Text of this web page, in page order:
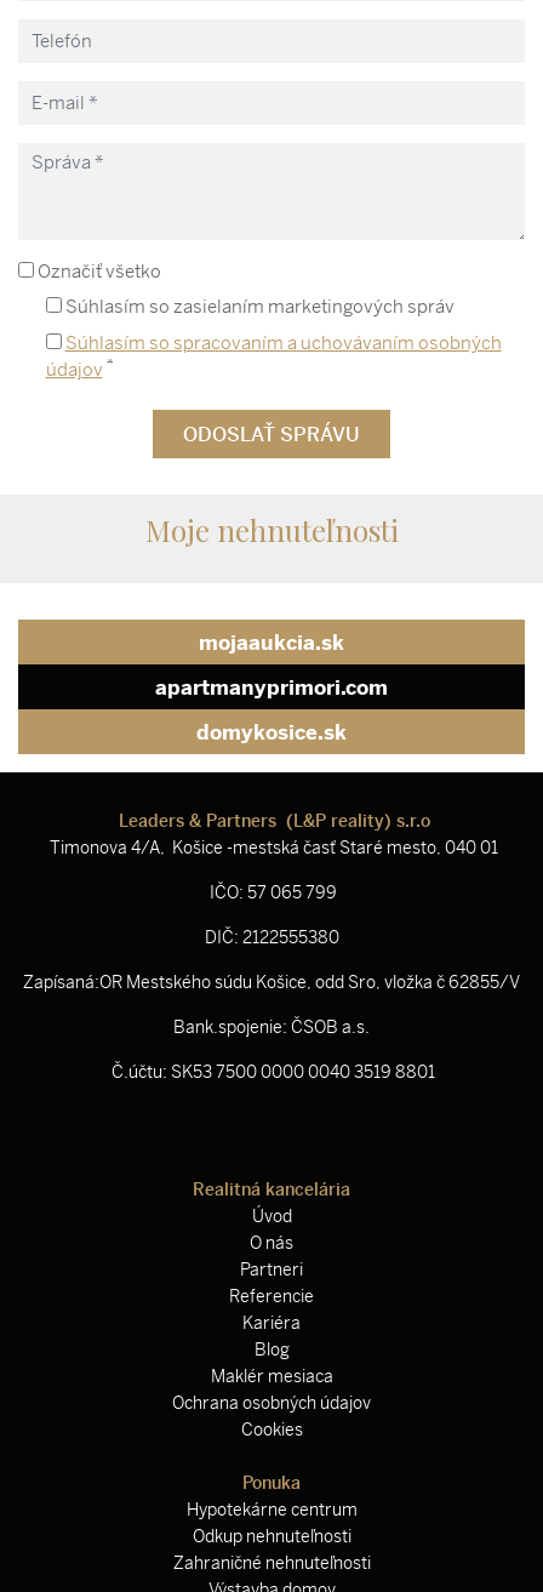
Označiť všetko
Súhlasím so zasielaním marketingových správ
Súhlasím so spracovaním a uchovávaním osobných
údajov *
Moje nehnuteľnosti
mojaaukcia.sk
apartmanyprimori.com
domykosice.sk
Leaders & Partners (L&P reality) s.r.o
Timonova 4/A, Košice -mestská časť Staré mesto, 040 01
IČO: 57 065 799
DIČ: 2122555380
Zapísaná:OR Mestského súdu Košice, odd Sro, vložka č 62855/V
Bank.spojenie: ČSOB a.s.
Č.účtu: SK53 7500 0000 0040 3519 8801
Realitná kancelária
Úvod
O nás
Partneri
Referencie
Kariéra
Blog
Maklér mesiaca
Ochrana osobných údajov
Cookies
Ponuka
Hypotekárne centrum
Odkup nehnuteľnosti
Zahraničné nehnuteľnosti